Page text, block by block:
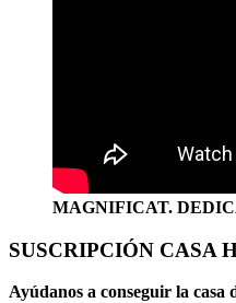
MAGNIFICAT.
SUSCRIPCIÓN CASA
Ayúdanos a conseguir la casa